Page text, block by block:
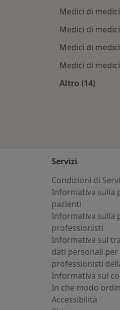
Medici di
Medici di
Medici di
Medici di
Altro (14)
Servizi
Condizioni di
Informativa sulla
pazienti
Informativa sulla
professionisti
Informativa sul
dati personali
professionisti
Informativa sui
In che modo
Accessibilità